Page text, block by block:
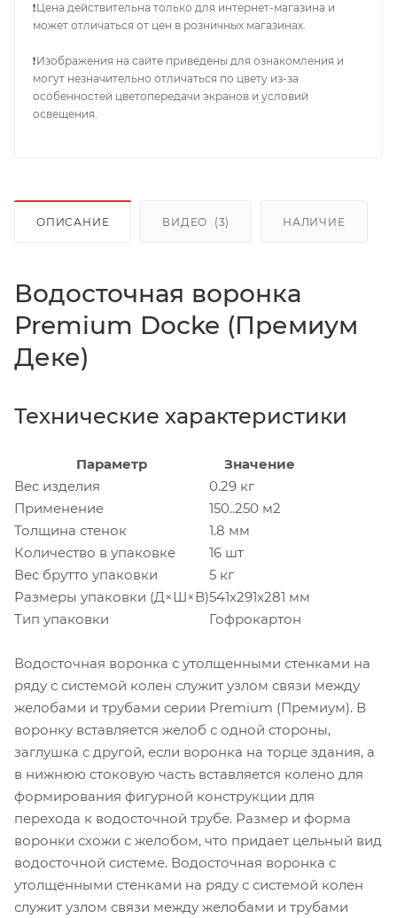
❗Цена действительна только для интернет-магазина и
может отличаться от цен в розничных магазинах.
❗Изображения на сайте приведены для ознакомления и
могут незначительно отличаться по цвету из-за
особенностей цветопередачи экранов и условий
освещения.
ОПИСАНИЕ ВИДЕО (3) НАЛИЧИЕ
Водосточная воронка
Premium Docke (Премиум
Деке)
Технические характеристики
Параметр
Значение
Вес изделия
0.29 кг
Применение
150..250 м2
Толщина стенок
1.8 мм
Количество в упаковке
16 шт
Вес брутто упаковки
5 кг
Размеры упаковки (Д×Ш×В)541x291x281 мм
Тип упаковки
Гофрокартон
Водосточная воронка с утолщенными стенками на
ряду с системой колен служит узлом связи между
желобами и трубами серии Premium (Премиум). В
воронку вставляется желоб с одной стороны,
заглушка с другой, если воронка на торце здания, а
в нижнюю стоковую часть вставляется колено для
формирования фигурной конструкции для
перехода к водосточной трубе. Размер и форма
воронки схожи с желобом, что придает цельный вид
водосточной системе. Водосточная воронка с
утолщенными стенками на ряду с системой колен
служит узлом связи между желобами и трубами